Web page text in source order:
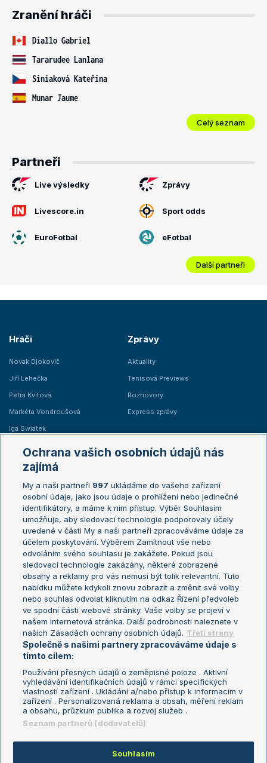
Zranění hráči
Diallo Gabriel
Tararudee Lanlana
Siniaková Kateřina
Munar Jaume
Celý seznam
Partneři
Live výsledky Zprávy
Livescore.in Sport odds
EuroFotbal eFotbal
Další partneři
Hráči
Novak Djokovič
Jiří Lehečka
Petra Kvitová
Markéta Vondroušová
Iga Swiatek
Zprávy
Aktuality
Tenisová Previews
Rozhovory
Express zprávy
Žebříčky
Žebříček ATP (muži)
Žebříček WTA (ženy)
Sázkařský žebříček
Australian Open
French Open
Wimbledon
US Open
Turnaj mistrů
Turnaj mistryň
Aktualní trendy
Fotbalové přestupy
Livesport Daily
LS Prague Open
Podmínky užití
Nastavení soukromí
GDPR a žurnalistika
Reklama
Kontakt
Informace o zpracování osobních
údajů
Ochrana vašich osobních údajů nás
zajímá
My a naši partneři 997 ukládáme do vašeho zařízení
osobní údaje, jako jsou údaje o prohlížení nebo jedinečné
identifikátory, a máme k nim přístup. Výběr Souhlasím
umožňuje, aby sledovací technologie podporovaly účely
uvedené v části My a naši partneři zpracováváme údaje za
účelem poskytování. Výběrem Zamítnout vše nebo
odvoláním svého souhlasu je zakážete. Pokud jsou
sledovací technologie zakázány, některé zobrazené
obsahy a reklamy pro vás nemusí být tolik relevantní. Tuto
nabídku můžete kdykoli znovu zobrazit a změnit své volby
nebo souhlas odvolat kliknutím na odkaz Řízení předvoleb
ve spodní části webové stránky. Vaše volby se projeví v
našem Internetová stránka. Další podrobnosti naleznete v
našich Zásadách ochrany osobních údajů. Třetí strany
Společně s našimi partnery zpracováváme údaje s
tímto cílem:
Používání přesných údajů o zeměpisné poloze . Aktivní
vyhledávání identifikačních údajů v rámci specifických
vlastností zařízení . Ukládání a/nebo přístup k informacím v
zařízení . Personalizovaná reklama a obsah, měření reklam
a obsahu, průzkum publika a rozvoj služeb .
Seznam partnerů (dodavatelů)
Souhlasím